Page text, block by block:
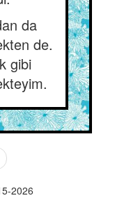
da
de.
gibi
2026